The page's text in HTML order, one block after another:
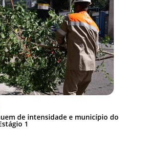
de intensidade e município do
1